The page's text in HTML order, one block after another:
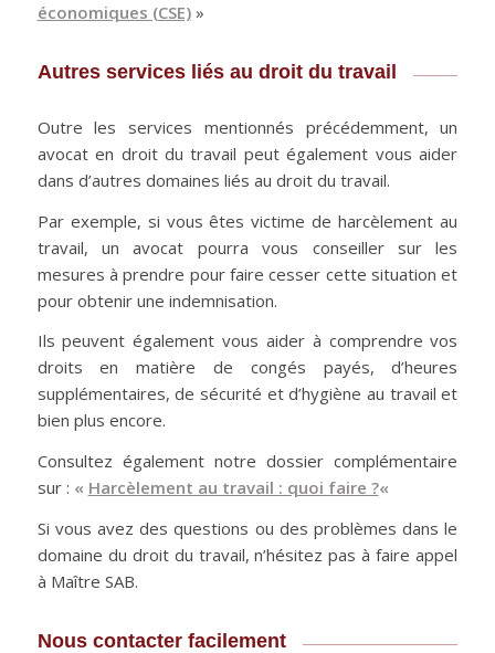
économiques (CSE)»
Autres services liés au droit du travail
Outre les services mentionnés précédemment, un
avocat en droit du travail peut également vous aider
dans d’autres domaines liés au droit du travail.
Par exemple, si vous êtes victime de harcèlement au
travail, un avocat pourra vous conseiller sur les
mesures à prendre pour faire cesser cette situation et
pour obtenir une indemnisation.
Ils peuvent également vous aider à comprendre vos
droits en matière de congés payés, d’heures
supplémentaires, de sécurité et d’hygiène au travail et
bien plus encore.
Consultez également notre dossier complémentaire
sur : « Harcèlement au travail : quoi faire ?«
Si vous avez des questions ou des problèmes dans le
domaine du droit du travail, n’hésitez pas à faire appel
à Maître SAB.
Nous contacter facilement